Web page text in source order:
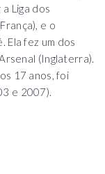
Liga dos
e o
Ela fez um dos
(Inglaterra).
17 anos, foi
e 2007).